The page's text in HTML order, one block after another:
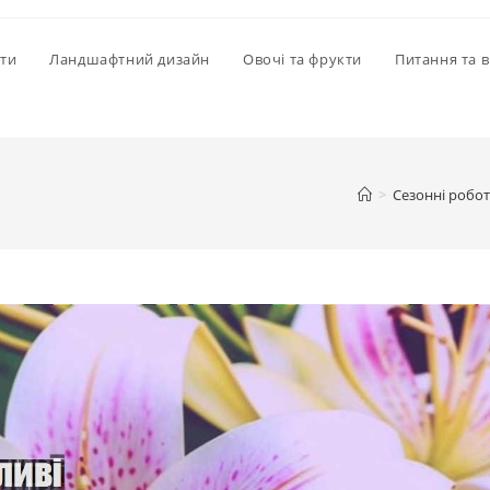
Ландшафтний дизайн Овочі та фрукти Питання та
> Сезонні